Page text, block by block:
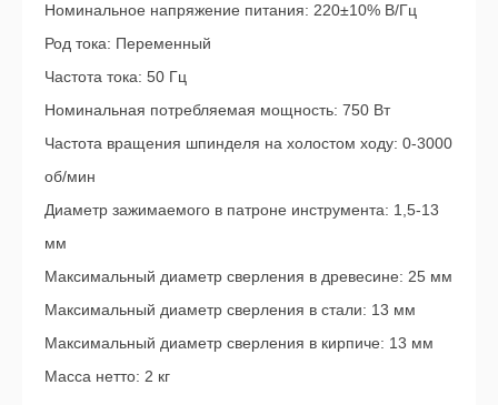
Номинальное напряжение питания: 220±10% В/Гц
Род тока: Переменный
Частота тока: 50 Гц
Номинальная потребляемая мощность: 750 Вт
Частота вращения шпинделя на холостом ходу: 0-3000
об/мин
Диаметр зажимаемого в патроне инструмента: 1,5-13
мм
Максимальный диаметр сверления в древесине: 25 мм
Максимальный диаметр сверления в стали: 13 мм
Максимальный диаметр сверления в кирпиче: 13 мм
Масса нетто: 2 кг